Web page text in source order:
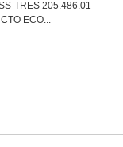
TRES 205.486.01
ECO...